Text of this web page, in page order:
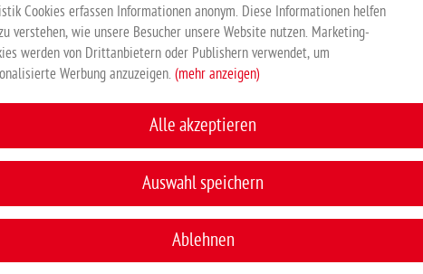
Cookies erfassen Informationen anonym. Diese Informationen helfen
verstehen, wie unsere Besucher unsere Website nutzen. Marketing-
werden von Drittanbietern oder Publishern verwendet, um
Werbung anzuzeigen. (mehr anzeigen)
Alle akzeptieren
Auswahl speichern
Ablehnen